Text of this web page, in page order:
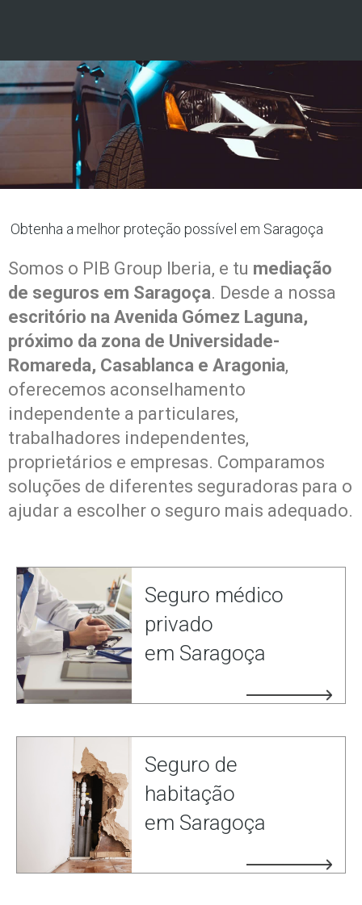
Obtenha a melhor proteção possível em Saragoça
Somos o PIB Group Iberia, e tu mediação
de seguros em Saragoça. Desde a nossa
escritório na Avenida Gómez Laguna,
próximo da zona de Universidade-
Romareda, Casablanca e Aragonia,
oferecemos aconselhamento
independente a particulares,
trabalhadores independentes,
proprietários e empresas. Comparamos
soluções de diferentes seguradoras para o
ajudar a escolher o seguro mais adequado.
Seguro médico
privado
em Saragoça
Seguro de
habitação
em Saragoça